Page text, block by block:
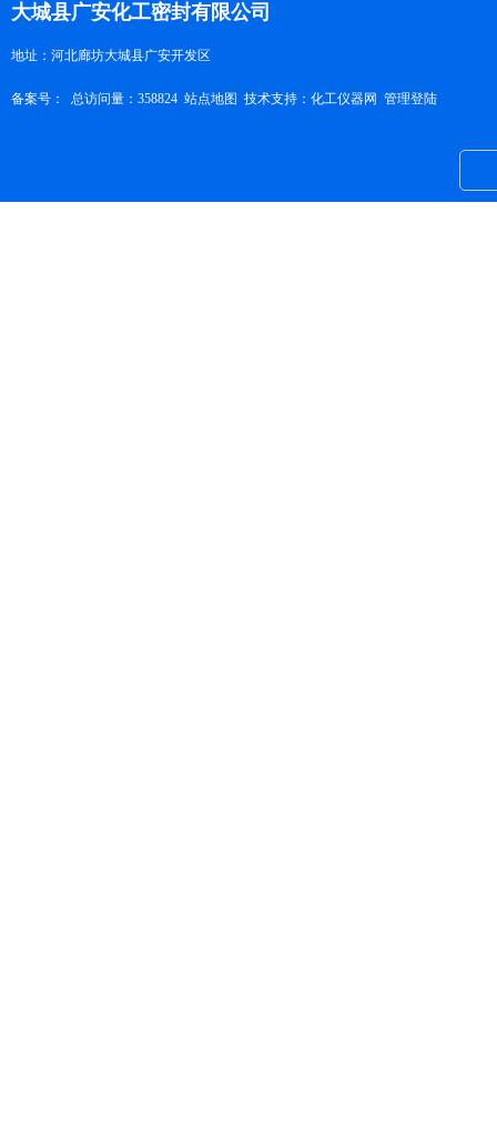
大城县广安化工密封有限公司
地址：河北廊坊大城县广安开发区
备案号： 总访问量：358824 站点地图 技术支持： 化工仪器网 管理登陆